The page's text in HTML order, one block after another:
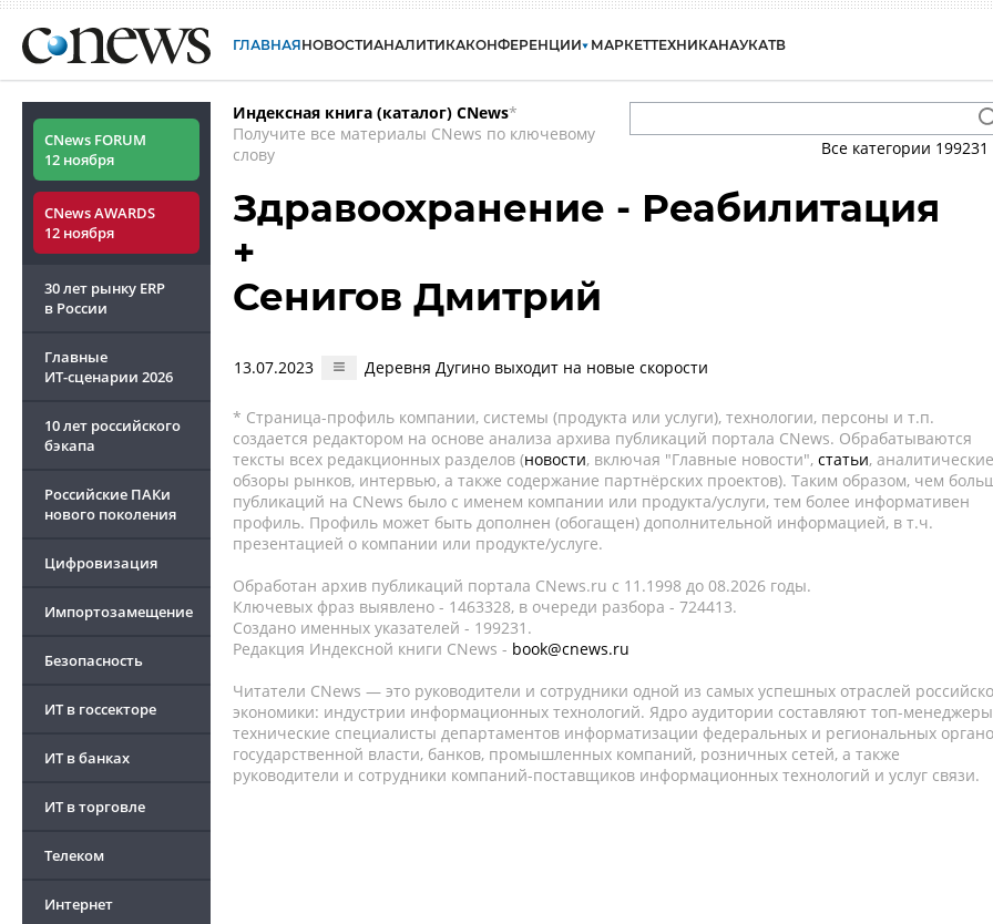
ГЛАВНАЯНОВОСТИАНАЛИТИКАКОНФЕРЕНЦИИ МАРКЕТТЕХНИКАНАУКАТВ
CNews FORUM
12 ноября
CNews AWARDS
12 ноября
30 лет рынку ERP
в России
Главные
ИТ-сценарии 2026
10 лет российского
бэкапа
Российские ПАКи
нового поколения
Цифровизация
Импортозамещение
Безопасность
ИТ в госсекторе
ИТ в банках
ИТ в торговле
Телеком
Интернет
Индексная книга (каталог) CNews*
Получите все материалы CNews по ключевому
слову
Все категории 199231
Здравоохранение - Реабилитация
+
Сенигов Дмитрий
13.07.2023 Деревня Дугино выходит на новые скорости
* Страница-профиль компании, системы (продукта или услуги), технологии, персоны и т.п.
создается редактором на основе анализа архива публикаций портала CNews. Обрабатываются
тексты всех редакционных разделов (новости, включая "Главные новости", статьи, аналитические
обзоры рынков, интервью, а также содержание партнёрских проектов). Таким образом, чем
публикаций на CNews было с именем компании или продукта/услуги, тем более информативен
профиль. Профиль может быть дополнен (обогащен) дополнительной информацией, в т.ч.
презентацией о компании или продукте/услуге.
Обработан архив публикаций портала CNews.ru c 11.1998 до 08.2026 годы.
Ключевых фраз выявлено - 1463328, в очереди разбора - 724413.
Создано именных указателей - 199231.
Редакция Индексной книги CNews - book@cnews.ru
Читатели CNews — это руководители и сотрудники одной из самых успешных отраслей
экономики: индустрии информационных технологий. Ядро аудитории составляют топ-
технические специалисты департаментов информатизации федеральных и региональных
государственной власти, банков, промышленных компаний, розничных сетей, а также
руководители и сотрудники компаний-поставщиков информационных технологий и услуг связи.